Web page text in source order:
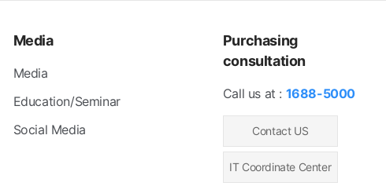
Media
Media
Education/Seminar
Social Media
Purchasing
consultation
Call us at : 1688-5000
Contact US
IT Coordinate Center